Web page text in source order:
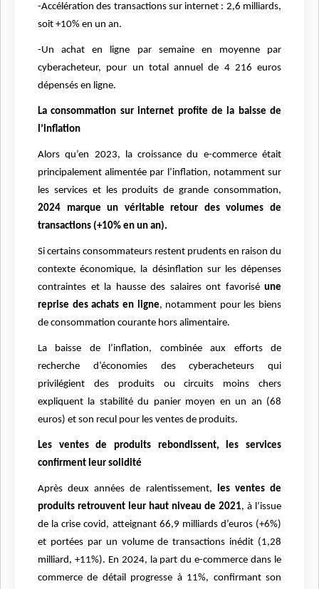
-Accélération des transactions sur internet : 2,6 milliards,
soit +10% en un an.
-Un achat en ligne par semaine en moyenne par
cyberacheteur, pour un total annuel de 4 216 euros
dépensés en ligne.
La consommation sur internet profite de la baisse de
l’inflation
Alors qu’en 2023, la croissance du e-commerce était
principalement alimentée par l’inflation, notamment sur
les services et les produits de grande consommation,
2024 marque un véritable retour des volumes de
transactions (+10% en un an).
Si certains consommateurs restent prudents en raison du
contexte économique, la désinflation sur les dépenses
contraintes et la hausse des salaires ont favorisé une
reprise des achats en ligne, notamment pour les biens
de consommation courante hors alimentaire.
La baisse de l’inflation, combinée aux efforts de
recherche d’économies des cyberacheteurs qui
privilégient des produits ou circuits moins chers
expliquent la stabilité du panier moyen en un an (68
euros) et son recul pour les ventes de produits.
Les ventes de produits rebondissent, les services
confirment leur solidité
Après deux années de ralentissement,
les ventes de
produits retrouvent leur haut niveau de 2021, à l’issue
de la crise covid, atteignant 66,9 milliards d’euros (+6%)
et portées par un volume de transactions inédit (1,28
milliard, +11%). En 2024, la part du e-commerce dans le
commerce de détail progresse à 11%, confirmant son